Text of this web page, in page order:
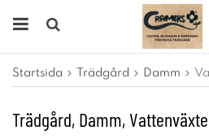
Startsida Trädgård Damm
Trädgård, Damm,